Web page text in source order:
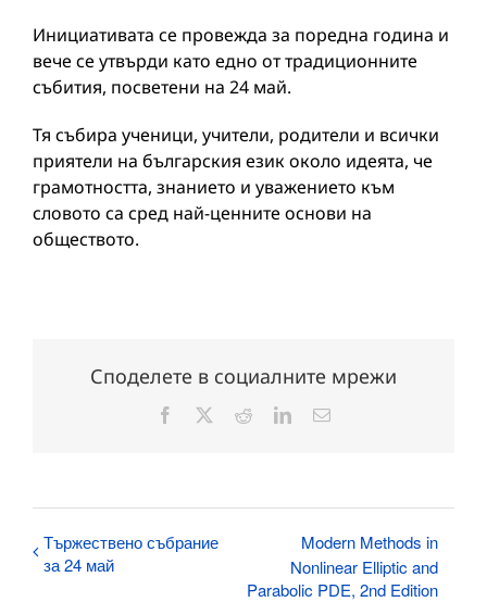
Инициативата се провежда за поредна година и
вече се утвърди като едно от традиционните
събития, посветени на 24 май.
Тя събира ученици, учители, родители и всички
приятели на българския език около идеята, че
грамотността, знанието и уважението към
словото са сред най-ценните основи на
обществото.
Споделете в социалните мрежи
Facebook RedditLinkedInЕлектронна
Тържествено събрание
за 24 май
Modern Methods in
Nonlinear Elliptic and
Parabolic PDE, 2nd Edition